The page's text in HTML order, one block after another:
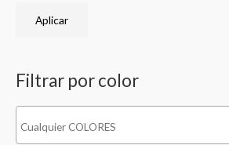
Aplicar
Filtrar por color